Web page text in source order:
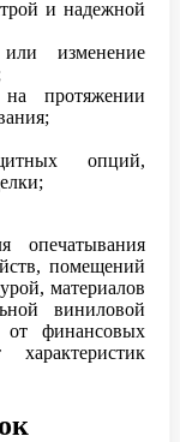
и надежной
или изменение
протяжении
опций,
опечатывания
помещений
материалов
виниловой
финансовых